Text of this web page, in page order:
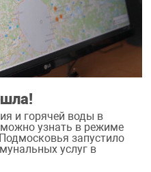
и горячей воды в
узнать в режиме
запустило
услуг в